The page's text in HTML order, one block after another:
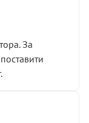
працює не
За